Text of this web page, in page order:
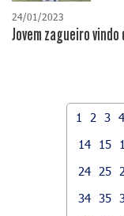
24/01/2023
Jovem zagueiro
1 2 3 4
14
15
24
25
34 35